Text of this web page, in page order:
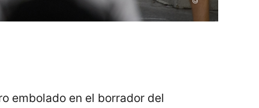
embolado en el borrador del